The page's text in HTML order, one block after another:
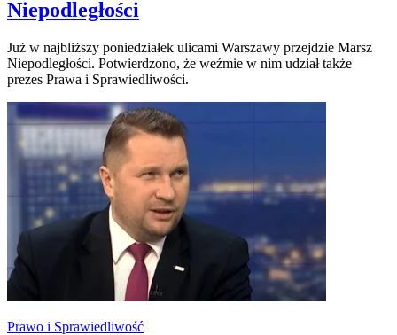
Niepodległości
Już w najbliższy poniedziałek ulicami Warszawy przejdzie Marsz
Niepodległości. Potwierdzono, że weźmie w nim udział także
prezes Prawa i Sprawiedliwości.
Prawo i Sprawiedliwość